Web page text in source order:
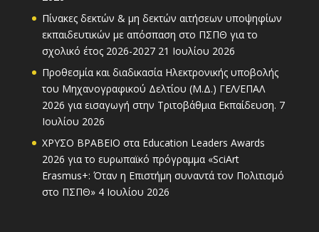
Πίνακες δεκτών & μη δεκτών αιτήσεων υποψηφίων
εκπαιδευτικών με απόσπαση στο ΠΣΠΘ για το
σχολικό έτος 2026-2027 21 Ιουλίου 2026
Προθεσμία και διαδικασία Ηλεκτρονικής υποβολής
του Μηχανογραφικού Δελτίου (Μ.Δ.) ΓΕΛ/ΕΠΑΛ
2026 για εισαγωγή στην Τριτοβάθμια Εκπαίδευση. 7
Ιουλίου 2026
ΧΡΥΣΟ ΒΡΑΒΕΙΟ στα Education Leaders Awards
2026 για το ευρωπαϊκό πρόγραμμα «SciArt
Erasmus+: Όταν η Επιστήμη συναντά τον Πολιτισμό
στο ΠΣΠΘ» 4 Ιουλίου 2026